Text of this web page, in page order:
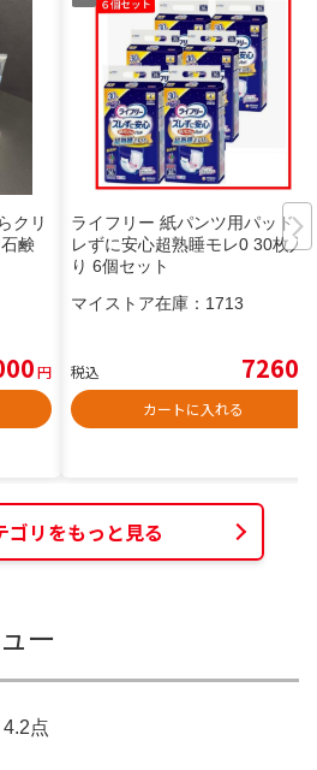
クリ
鹸
円
ライフリー 紙パンツ用パッド ズ
レずに安心超熟睡モレ0 30枚入
り 6個セット
マイストア在庫： 1713
税込 7260
カートに入れる
ゴリをもっと見る
ー
4.2点